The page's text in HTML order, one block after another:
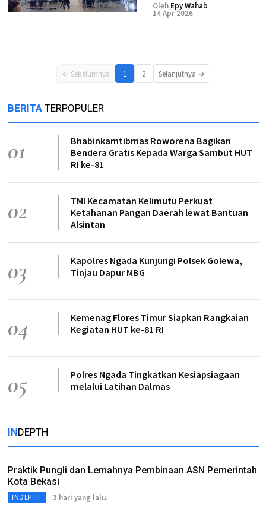
Oleh Epy Wahab
14 Apr 2026
← Sebelumnya 1 2 Selanjutnya →
BERITA TERPOPULER
01
Bhabinkamtibmas Roworena Bagikan
Bendera Gratis Kepada Warga Sambut HUT
RI ke-81
02
TMI Kecamatan Kelimutu Perkuat
Ketahanan Pangan Daerah lewat Bantuan
Alsintan
03
Kapolres Ngada Kunjungi Polsek Golewa,
Tinjau Dapur MBG
04
Kemenag Flores Timur Siapkan Rangkaian
Kegiatan HUT ke-81 RI
05
Polres Ngada Tingkatkan Kesiapsiagaan
melalui Latihan Dalmas
INDEPTH
Praktik Pungli dan Lemahnya Pembinaan ASN Pemerintah
Kota Bekasi
INDEPTH 3 hari yang lalu.